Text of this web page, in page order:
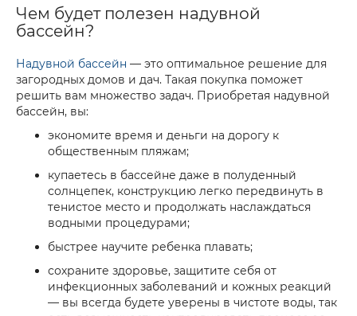
Чем будет полезен надувной
бассейн?
Надувной бассейн — это оптимальное решение для
загородных домов и дач. Такая покупка поможет
решить вам множество задач. Приобретая надувной
бассейн, вы:
экономите время и деньги на дорогу к
общественным пляжам;
купаетесь в бассейне даже в полуденный
солнцепек, конструкцию легко передвинуть в
тенистое место и продолжать наслаждаться
водными процедурами;
быстрее научите ребенка плавать;
сохраните здоровье, защитите себя от
инфекционных заболеваний и кожных реакций
— вы всегда будете уверены в чистоте воды, так